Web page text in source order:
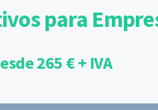
para
265 € + IVA